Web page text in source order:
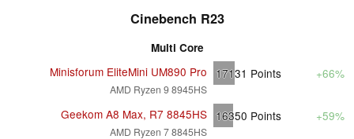
Cinebench R23
Multi Core
Minisforum EliteMini UM890 Pro
AMD Ryzen 9 8945HS
17131 Points +66%
Geekom A8 Max, R7 8845HS
AMD Ryzen 7 8845HS
16350 Points +59%